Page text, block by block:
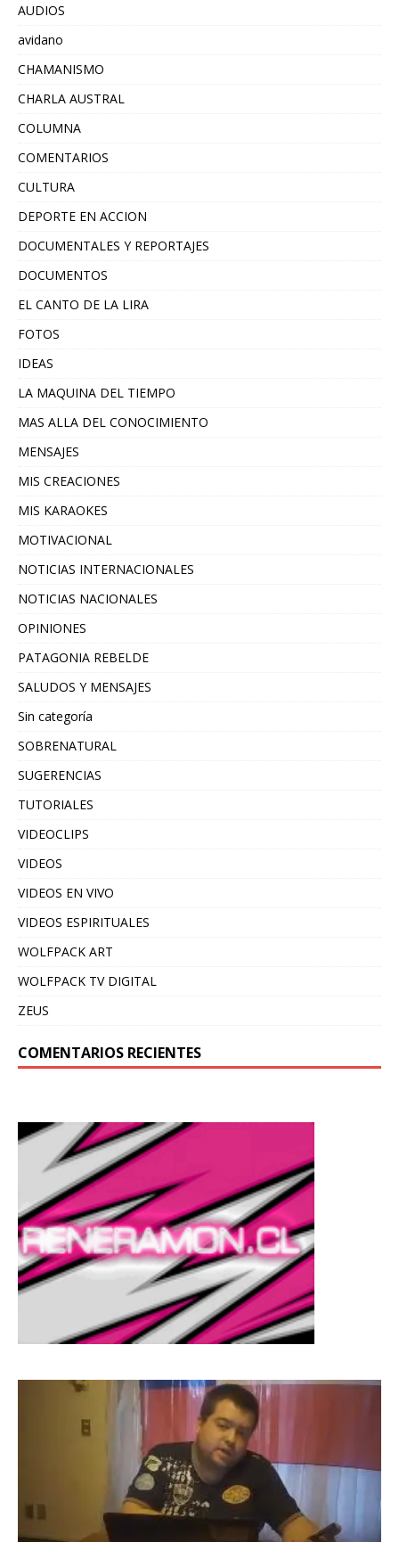
AUDIOS
avidano
CHAMANISMO
CHARLA AUSTRAL
COLUMNA
COMENTARIOS
CULTURA
DEPORTE EN ACCION
DOCUMENTALES Y REPORTAJES
DOCUMENTOS
EL CANTO DE LA LIRA
FOTOS
IDEAS
LA MAQUINA DEL TIEMPO
MAS ALLA DEL CONOCIMIENTO
MENSAJES
MIS CREACIONES
MIS KARAOKES
MOTIVACIONAL
NOTICIAS INTERNACIONALES
NOTICIAS NACIONALES
OPINIONES
PATAGONIA REBELDE
SALUDOS Y MENSAJES
Sin categoría
SOBRENATURAL
SUGERENCIAS
TUTORIALES
VIDEOCLIPS
VIDEOS
VIDEOS EN VIVO
VIDEOS ESPIRITUALES
WOLFPACK ART
WOLFPACK TV DIGITAL
ZEUS
COMENTARIOS RECIENTES